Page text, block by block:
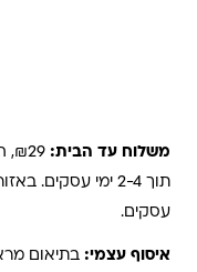
משלוח עד הבית:
עסקים.
איסוף עצמי: